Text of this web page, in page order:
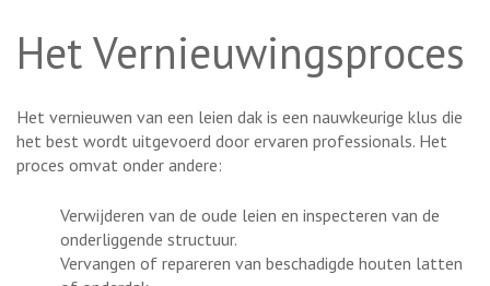
Het Vernieuwingsproces
Het vernieuwen van een leien dak is een nauwkeurige klus die
het best wordt uitgevoerd door ervaren professionals. Het
proces omvat onder andere:
Verwijderen van de oude leien en inspecteren van de
onderliggende structuur.
Vervangen of repareren van beschadigde houten latten